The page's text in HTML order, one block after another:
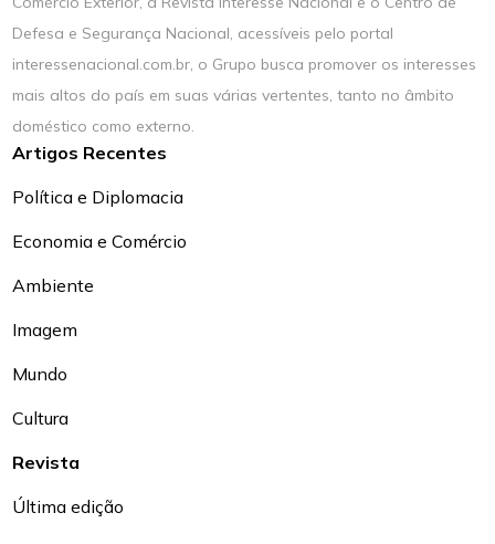
Defesa e Segurança Nacional, acessíveis pelo portal
interessenacional.com.br, o Grupo busca promover os interesses
mais altos do país em suas várias vertentes, tanto no âmbito
doméstico como externo.
Artigos Recentes
Política e Diplomacia
Economia e Comércio
Ambiente
Imagem
Mundo
Cultura
Revista
Última edição